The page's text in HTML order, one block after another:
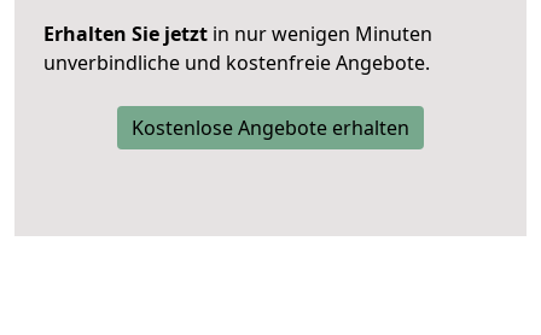
Erhalten Sie jetzt in nur wenigen Minuten
unverbindliche und kostenfreie Angebote.
Kostenlose Angebote erhalten